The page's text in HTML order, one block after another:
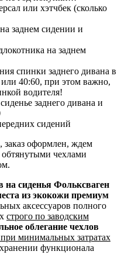
или хэтчбек (сколько
заднем сидении и
на заднем
спинки заднего дивана в
40:60, при этом важно,
водителя!
заднего дивана и
сидений
оформлен, ждем
обтянутыми чехлами
сиденья Фольксваген
из экокожи премиум
аксессуаров полного
строго по заводским
облегание чехлов
минимальных затратах
функционала